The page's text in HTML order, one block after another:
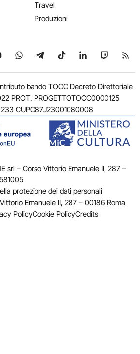
Travel
Produzioni
X su YouTube
Seguici su WhatsApp
Seguici su Telegram
Seguici su TikTok
Seguici su
Seguici
bando TOCC Decreto Direttoriale
PROT. PROGETTOTOCC0000125
CUPC87J23001080008
srl – Corso Vittorio Emanuele II, 287 –
protezione dei dati personali
Emanuele II, 287 – 00186 Roma
PolicyCookie PolicyCredits